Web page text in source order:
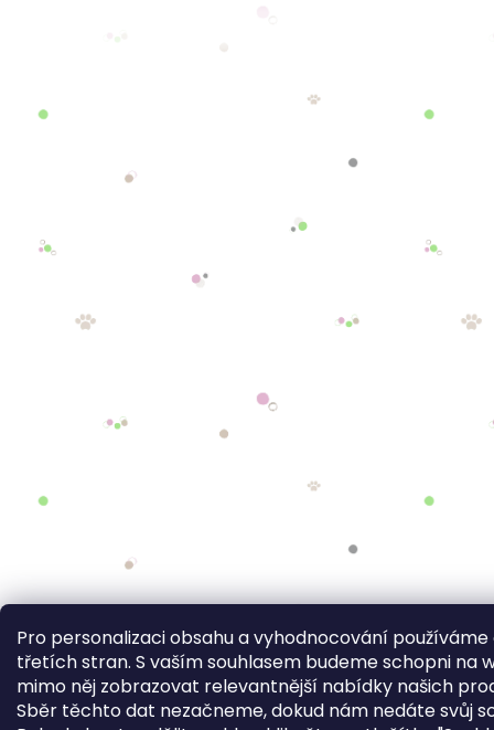
Pro personalizaci obsahu a vyhodnocování používáme
třetích stran. S vaším souhlasem budeme schopni na
mimo něj zobrazovat relevantnější nabídky našich
Sběr těchto dat nezačneme, dokud nám nedáte svůj